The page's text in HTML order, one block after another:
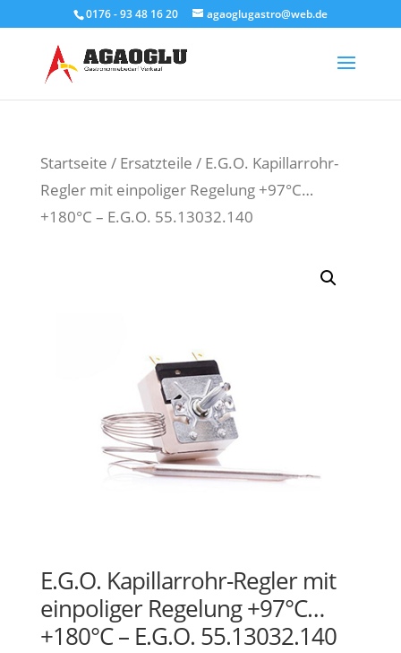
0176 - 93 48 16 20 agaoglugastro@web.de
Startseite / Ersatzteile / E.G.O. Kapillarrohr-
Regler mit einpoliger Regelung +97°C…
+180°C – E.G.O. 55.13032.140
E.G.O. Kapillarrohr-Regler mit
einpoliger Regelung +97°C…
+180°C – E.G.O. 55.13032.140